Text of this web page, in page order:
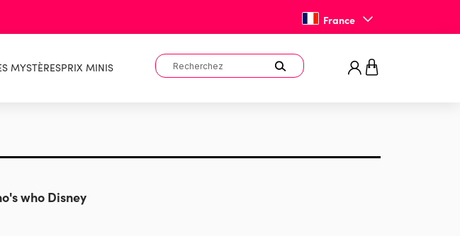
France
MYSTÈRESPRIX MINIS
who Disney